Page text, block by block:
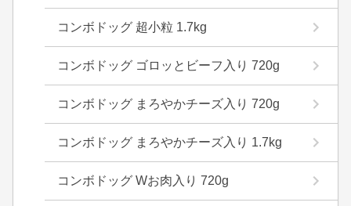
コンボドッグ 超小粒 1.7kg
コンボドッグ ゴロッとビーフ入り 720g
コンボドッグ まろやかチーズ入り 720g
コンボドッグ まろやかチーズ入り 1.7kg
コンボドッグ Wお肉入り 720g